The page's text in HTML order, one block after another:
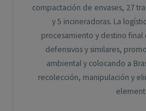
compactación de envases, 27
y 5 incineradoras. La
procesamiento y destino final
defensivos y similares,
ambiental y colocando a
recolección, manipulación y